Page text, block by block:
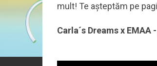
mult! Te așteptăm pe
Carla´s Dreams x EMAA